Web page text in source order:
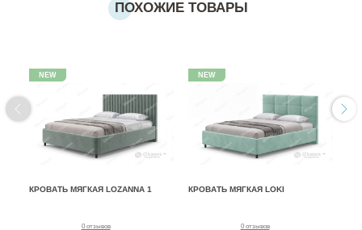
ПОХОЖИЕ ТОВАРЫ
NEW
КРОВАТЬ МЯГКАЯ LOZANNA 1
0 отзывов
NEW
КРОВАТЬ МЯГКАЯ LOKI
0 отзывов